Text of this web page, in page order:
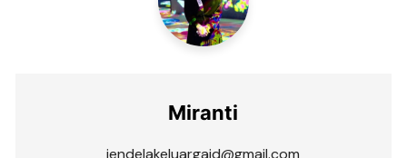
Miranti
jendelakeluargaid@gmail.com